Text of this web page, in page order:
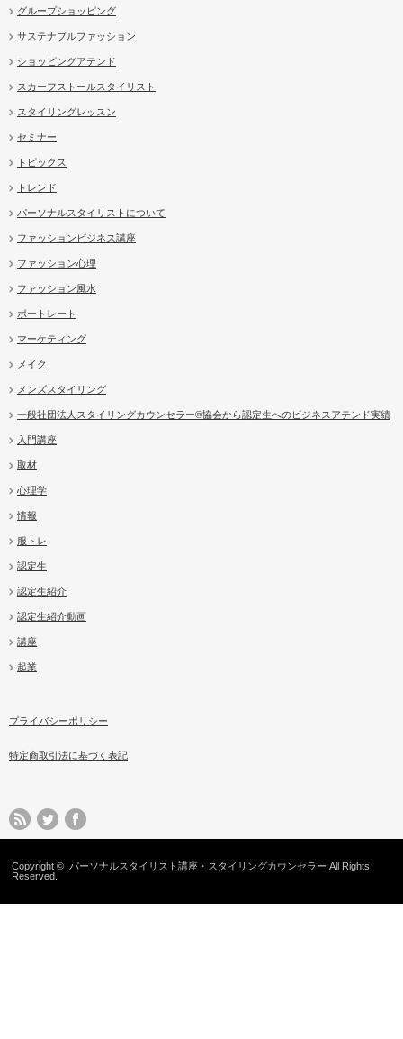
グループショッピング
サステナブルファッション
ショッピングアテンド
スカーフストールスタイリスト
スタイリングレッスン
セミナー
トピックス
トレンド
パーソナルスタイリストについて
ファッションビジネス講座
ファッション心理
ファッション風水
ポートレート
マーケティング
メイク
メンズスタイリング
一般社団法人スタイリングカウンセラー®協会から認定生へのビジネスアテンド実績
入門講座
取材
心理学
情報
服トレ
認定生
認定生紹介
認定生紹介動画
講座
起業
プライバシーポリシー
特定商取引法に基づく表記
Copyright © パーソナルスタイリスト講座・スタイリングカウンセラー All Rights
Reserved.